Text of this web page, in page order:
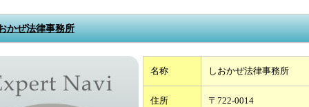
かぜ法律事務所
名称 しおかぜ法律事務所
住所
〒722-0014